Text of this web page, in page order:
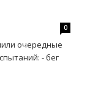
0
очередные
- бег